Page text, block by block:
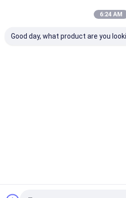
Power-Lithium-Batterie6:24 AM
Good day, what product are you